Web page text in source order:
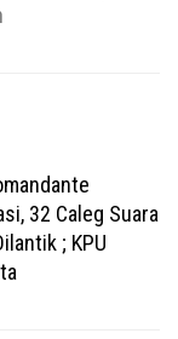
32 Caleg Suara
; KPU